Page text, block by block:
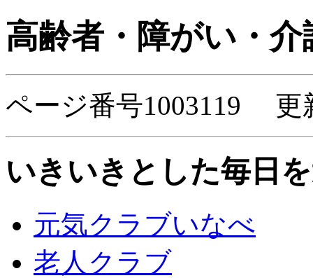
高齢者・障がい・介
ページ番号1003119 更
いきいきとした毎日
元気クラブいなべ
老人クラブ